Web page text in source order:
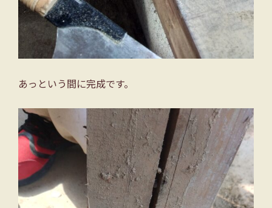
あっという間に完成です。